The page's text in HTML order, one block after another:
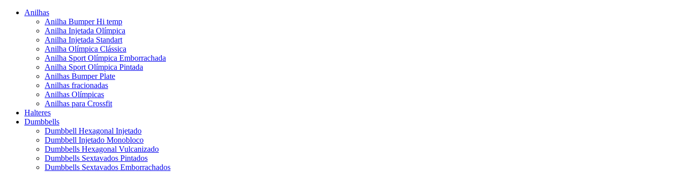
Anilhas
Anilha Bumper Hi temp
Anilha Injetada Olímpica
Anilha Injetada Standart
Anilha Olímpica Clássica
Anilha Sport Olímpica Emborrachada
Anilha Sport Olímpica Pintada
Anilhas Bumper Plate
Anilhas fracionadas
Anilhas Olímpicas
Anilhas para Crossfit
Halteres
Dumbbells
Dumbbell Hexagonal Injetado
Dumbbell Injetado Monobloco
Dumbbells Hexagonal Vulcanizado
Dumbbells Sextavados Pintados
Dumbbells Sextavados Emborrachados